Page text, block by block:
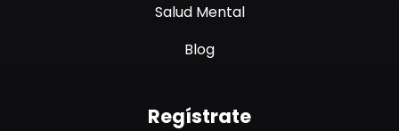
Salud Mental
Blog
Regístrate